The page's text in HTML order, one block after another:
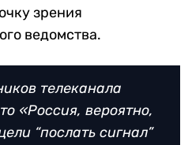
зрения
ведомства.
телеканала
«Россия, вероятно,
“послать сигнал”